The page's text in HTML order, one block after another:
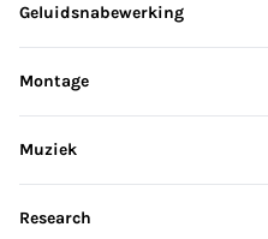
Geluidsnabewerking
Montage
Muziek
Research